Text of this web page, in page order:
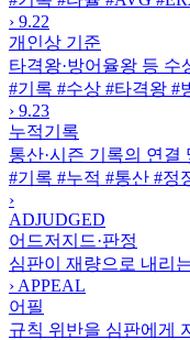
› 9.22
개인상 기준
타격왕·방어율왕 등 수
#기록 #수상 #타격왕 #
› 9.23
누적기록
통산·시즌 기록의 연결
#기록 #누적 #통산 #정
›
ADJUDGED
어드저지드·판정
심판이 재량으로 내리
› APPEAL
어필
규칙 위반을 심판에게